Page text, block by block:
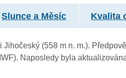
Slunce a Měsíc Kvalita
Jihočeský (558 m n. m.).
Naposledy byla